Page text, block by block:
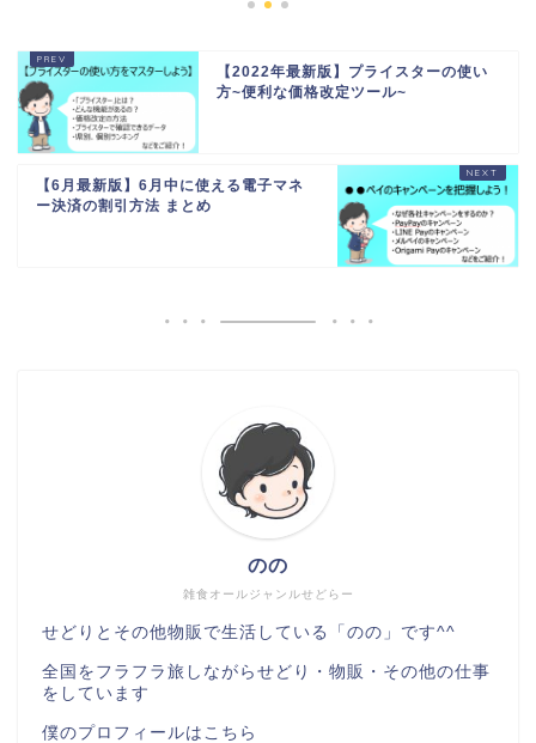
【2022年最新版】プライスターの使い
方~便利な価格改定ツール~
【6月最新版】6月中に使える電子マネ
ー決済の割引方法 まとめ
雑食オールジャンルせどらー
のの
せどりとその他物販で生活している「のの」です^^
全国をフラフラ旅しながらせどり・物販・その他の仕事
をしています
僕のプロフィールは こちら